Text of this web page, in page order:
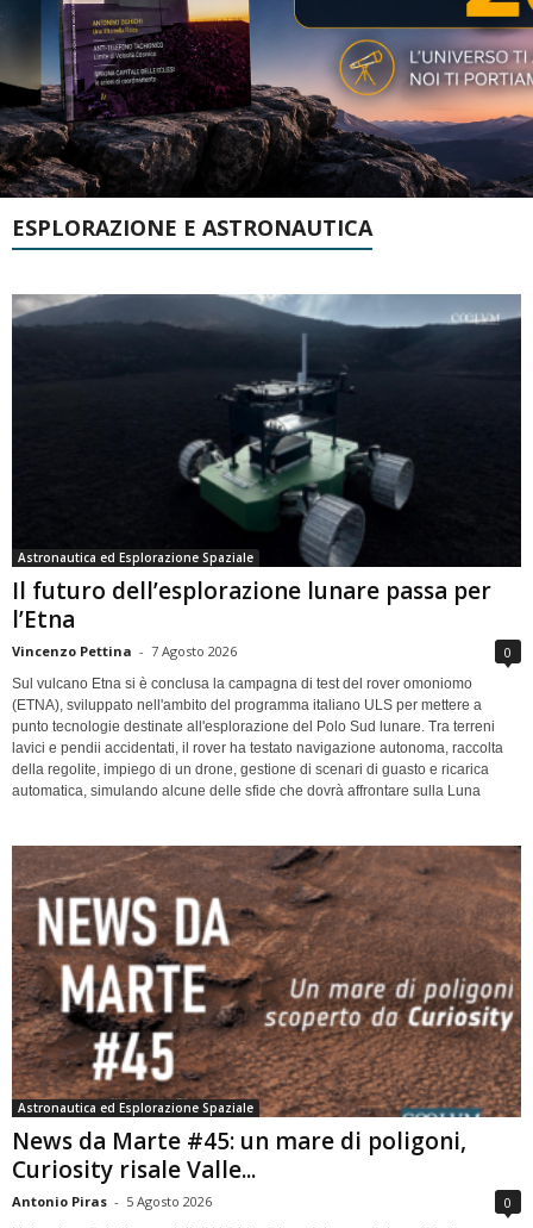
ESPLORAZIONE E ASTRONAUTICA
Astronautica ed Esplorazione Spaziale
Il futuro dell’esplorazione lunare passa per
l’Etna
Vincenzo Pettina - 7 Agosto 2026 0
Sul vulcano Etna si è conclusa la campagna di test del rover omoniomo
(ETNA), sviluppato nell'ambito del programma italiano ULS per mettere a
punto tecnologie destinate all'esplorazione del Polo Sud lunare. Tra terreni
lavici e pendii accidentati, il rover ha testato navigazione autonoma, raccolta
della regolite, impiego di un drone, gestione di scenari di guasto e ricarica
automatica, simulando alcune delle sfide che dovrà affrontare sulla Luna
Astronautica ed Esplorazione Spaziale
News da Marte #45: un mare di poligoni,
Curiosity risale Valle...
Antonio Piras - 5 Agosto 2026 0